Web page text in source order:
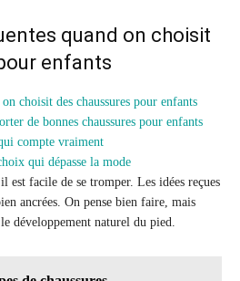
quand on choisit
enfants
choisit des chaussures pour enfants
de bonnes chaussures pour enfants
compte vraiment
qui dépasse la mode
est facile de se tromper. Les idées reçues
ancrées. On pense bien faire, mais
développement naturel du pied.